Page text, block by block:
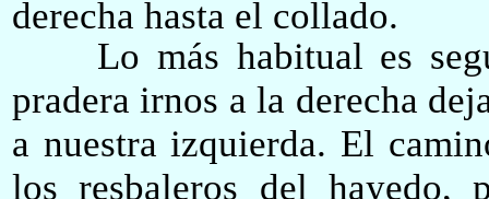
derecha hasta el collado.
Lo más habitual es
pradera irnos a la derecha
a nuestra izquierda. El
los resbaleros del hayedo,